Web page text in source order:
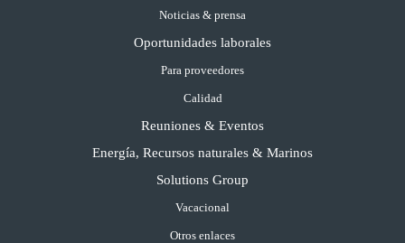
Noticias & prensa
Oportunidades laborales
Para proveedores
Calidad
Reuniones & Eventos
Energía, Recursos naturales & Marinos
Solutions Group
Vacacional
Otros enlaces